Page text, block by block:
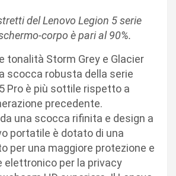
del Lenovo Legion 5 serie
corpo è pari al 90%.
tonalità Storm Grey e Glacier
scocca robusta della serie
Pro è più sottile rispetto a
precedente.
una scocca rifinita e design a
portatile è dotato di una
per una maggiore protezione e
elettronico per la privacy